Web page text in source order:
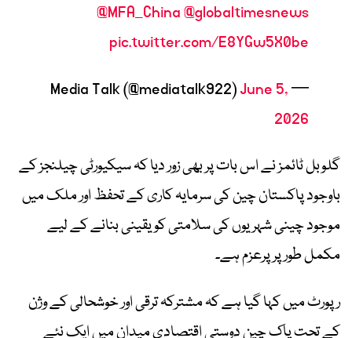
@MFA_China@globaltimesnews
pic.twitter.com/E8YGw5X0be
— Media Talk (@mediatalk922)
June 5,
2026
گلوبل ٹائمز نے اس بات پر بھی زور دیا کہ سیکیورٹی چیلنجز کے
باوجود پاکستان چین کی سرمایہ کاری کے تحفظ اور ملک میں
موجود چینی شہریوں کی سلامتی کو یقینی بنانے کے لیے
مکمل طور پر پرعزم ہے۔
رپورٹ میں کہا گیا ہے کہ مشترکہ ترقی اور خوشحالی کے وژن
کے تحت پاک چین دوستی اقتصادی میدان میں ایک نئے